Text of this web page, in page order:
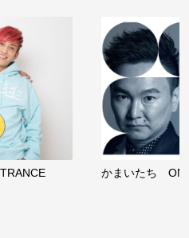
かまいたち